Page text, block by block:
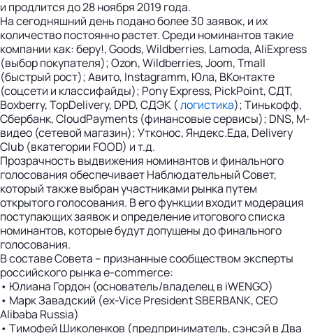
и продлится до 28 ноября 2019 года.
На сегодняшний день подано более 30 заявок, и их
количество постоянно растет. Среди номинантов такие
компании как: беру!, Goods, Wildberries, Lamoda, AliExpress
(выбор покупателя); Ozon, Wildberries, Joom, Tmall
(быстрый рост); Авито, Instagramm, Юла, ВКонтакте
(соцсети и классифайды); Pony Express, PickPoint, СДТ,
Boxberry, TopDelivery, DPD, СДЭК (логистика); Тинькофф,
Сбербанк, CloudPayments (финансовые сервисы); DNS, М-
видео (сетевой магазин); Утконос, Яндекс.Еда, Delivery
Club (вкатегории FOOD) и т.д.
Прозрачность выдвижения номинантов и финального
голосования обеспечивает Наблюдательный Cовет,
который также выбран участниками рынка путем
открытого голосования. В его функции входит модерация
поступающих заявок и определение итогового списка
номинантов, которые будут допущены до финального
голосования.
В составе Совета – признанные сообществом эксперты
российского рынка e-commerce:
• Юлиана Гордон (основатель/владелец в iWENGO)
• Марк Завадский (ex-Vice President SBERBANK, CEO
Alibaba Russia)
• Тимофей Шиколенков (предприниматель, сэнсэй в Два